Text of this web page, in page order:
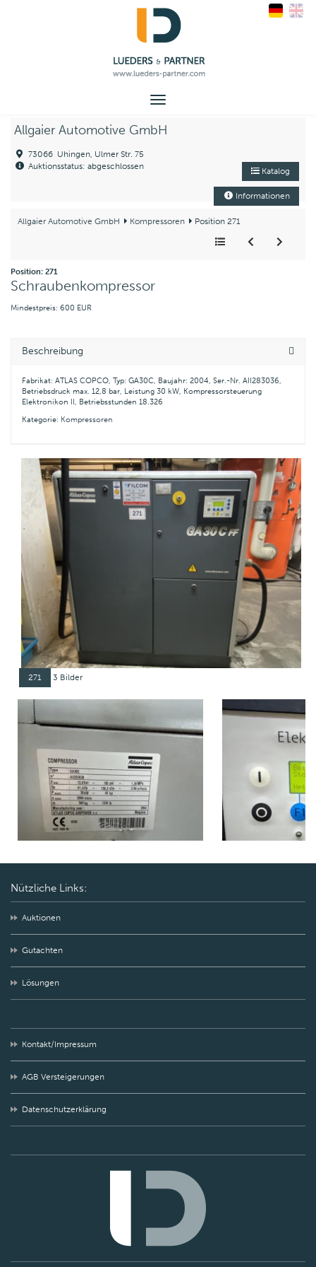
Toggle
Allgaier Automotive GmbH
73066 Uhingen, Ulmer Str. 75
Auktionsstatus: abgeschlossen
Katalog
Informationen
Allgaier Automotive GmbH Kompressoren Position 271
Position: 271
Schraubenkompressor
Mindestpreis: 600 EUR
Beschreibung
Fabrikat: ATLAS COPCO, Typ: GA30C, Baujahr: 2004, Ser.-Nr. AII283036,
Betriebsdruck max. 12,8 bar, Leistung 30 kW, Kompressorsteuerung
Elektronikon II, Betriebsstunden 18.326
Kategorie: Kompressoren
271 3 Bilder
Nützliche Links:
Auktionen
Gutachten
Lösungen
Kontakt/Impressum
AGB Versteigerungen
Datenschutzerklärung